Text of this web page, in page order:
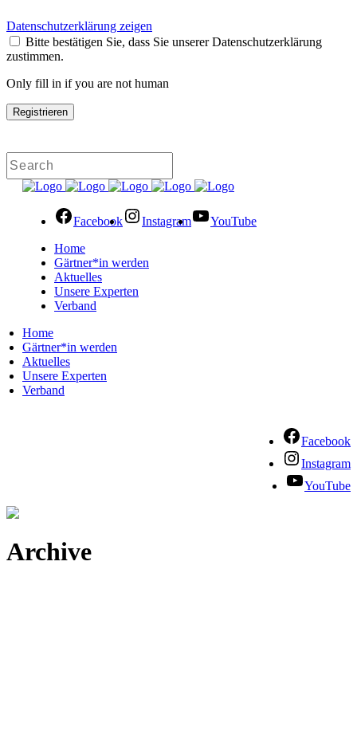
Datenschutzerklärung zeigen
Bitte bestätigen Sie, dass Sie unserer Datenschutzerklärung
zustimmen.
Only fill in if you are not human
Facebook Instagram
YouTube
Home
Gärtner*in werden
Aktuelles
Unsere Experten
Verband
Home
Gärtner*in werden
Aktuelles
Unsere Experten
Verband
Facebook
Instagram
YouTube
Archive